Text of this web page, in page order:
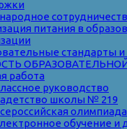
питания в
стандарты и
работа
руководство
школы № 219
обучение и